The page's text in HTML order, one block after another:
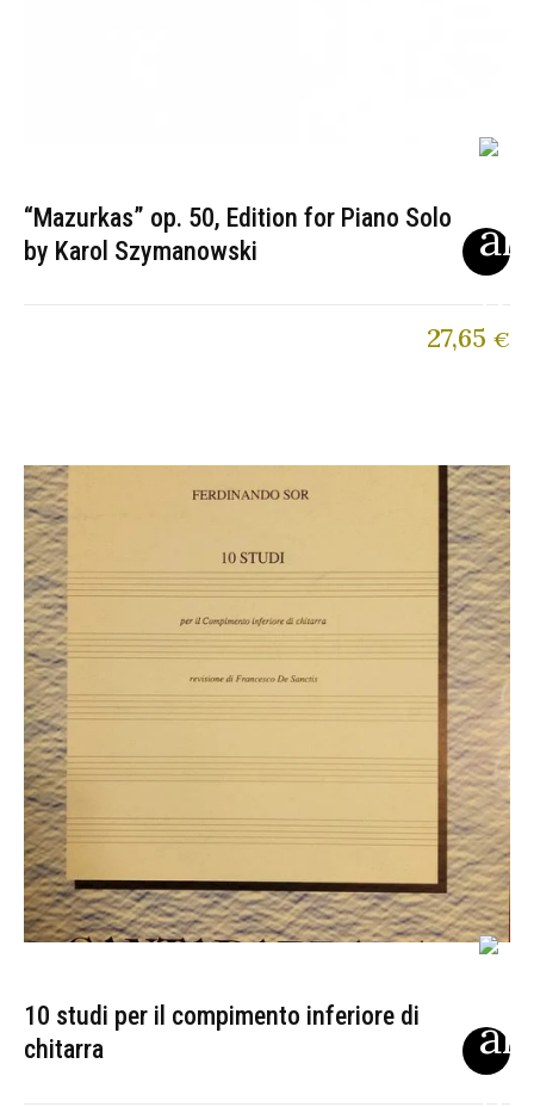
“Mazurkas” op. 50, Edition for Piano Solo
by Karol Szymanowski
27,65 €
10 studi per il compimento inferiore di
chitarra